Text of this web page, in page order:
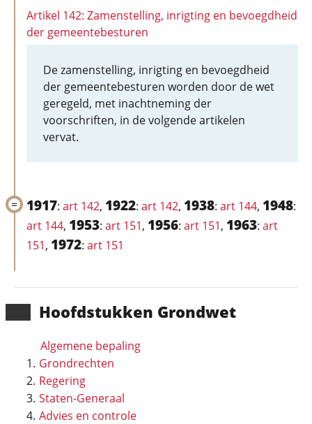
Hoofd­stukken Grondwet
Algemene bepaling
Grondrechten
Regering
Staten-Generaal
Advies en controle
Artikel 142: Zamenstelling, inrigting en bevoegdheid
der gemeentebesturen
De zamenstelling, inrigting en bevoegdheid
der gemeentebesturen worden door de wet
geregeld, met inachtneming der
voorschriften, in de volgende artikelen
vervat.
1917: art 142, 1922: art 142, 1938: art 144, 1948:
art 144, 1953: art 151, 1956: art 151, 1963: art
151, 1972: art 151